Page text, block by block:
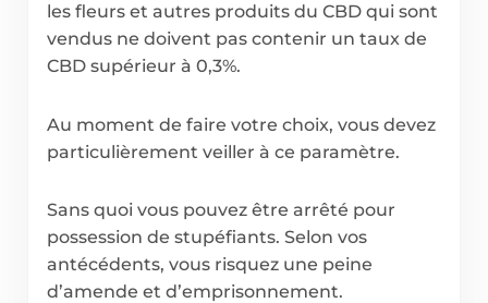
les fleurs et autres produits du CBD qui sont
vendus ne doivent pas contenir un taux de
CBD supérieur à 0,3%.
Au moment de faire votre choix, vous devez
particulièrement veiller à ce paramètre.
Sans quoi vous pouvez être arrêté pour
possession de stupéfiants. Selon vos
antécédents, vous risquez une peine
d’amende et d’emprisonnement.